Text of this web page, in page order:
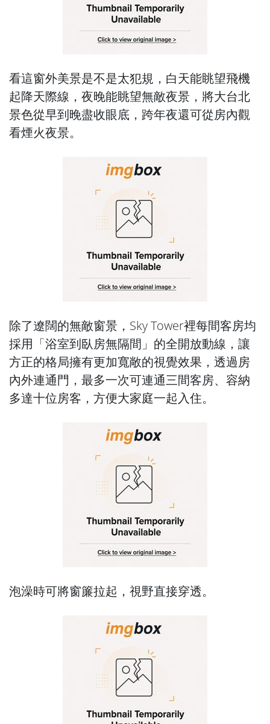
看這窗外美景是不是太犯規，白天能眺望飛機
起降天際線，夜晚能眺望無敵夜景，將大台北
景色從早到晚盡收眼底，跨年夜還可從房內觀
看煙火夜景。
除了遼闊的無敵窗景，Sky Tower裡每間客房均
採用「浴室到臥房無隔間」的全開放動線，讓
方正的格局擁有更加寬敞的視覺效果，透過房
內外連通門，最多一次可連通三間客房、容納
多達十位房客，方便大家庭一起入住。
泡澡時可將窗簾拉起，視野直接穿透。